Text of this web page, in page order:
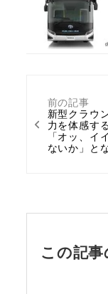
前の記事
新型クラウ
力を体感す
「オッ、イ
ないか」と
この記